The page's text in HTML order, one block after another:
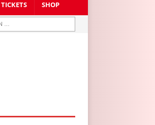
TICKETS SHOP